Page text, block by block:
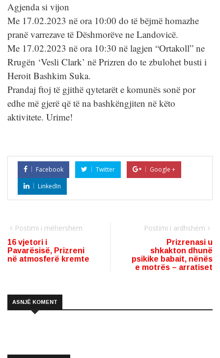
Agjenda si vijon
Me 17.02.2023 në ora 10:00 do të bëjmë homazhe
pranë varrezave të Dëshmorëve ne Landovicë.
Me 17.02.2023 në ora 10:30 në lagjen “Ortakoll” ne
Rrugën ‘Vesli Clark’ në Prizren do te zbulohet busti i
Heroit Bashkim Suka.
Prandaj ftoj të gjithë qytetarët e komunës sonë por
edhe më gjerë që të na bashkëngjiten në këto
aktivitete. Urime!
Facebook Twitter
Google +
LinkedIn
Postimi i mëhershëm
16 vjetori i
Pavarësisë, Prizreni
në atmosferë kremte
Postimi i ardhshëm
Prizrenasi u
shkakton dhunë
psikike babait, nënës
e motrës – arratiset
ASNJË KOMENT